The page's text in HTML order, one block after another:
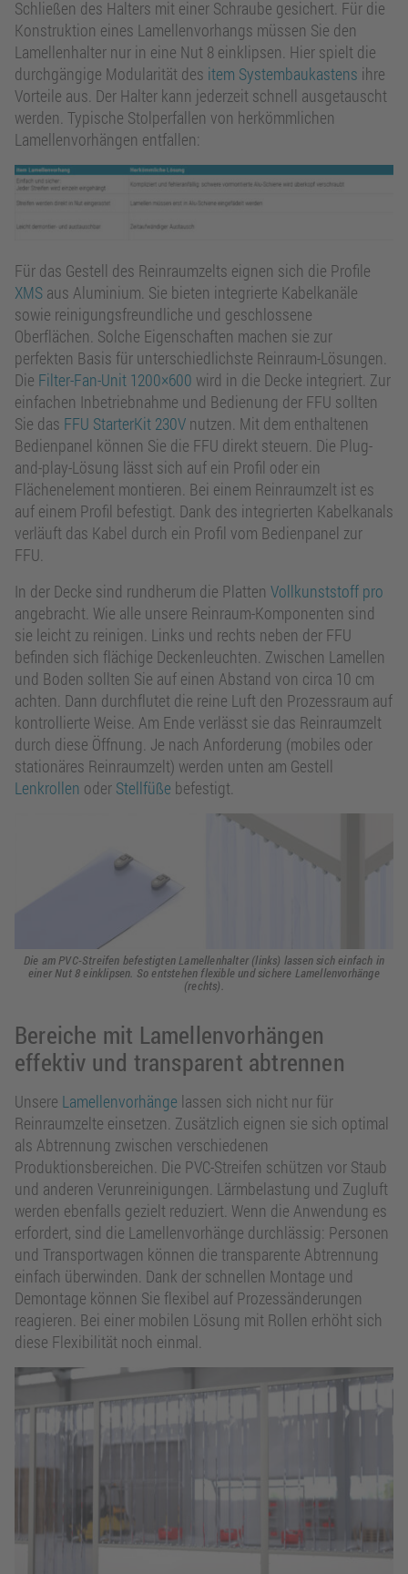
Schließen des Halters mit einer Schraube gesichert. Für die
Konstruktion eines Lamellenvorhangs müssen Sie den
Lamellenhalter nur in eine Nut 8 einklipsen. Hier spielt die
durchgängige Modularität des item Systembaukastens ihre
Vorteile aus. Der Halter kann jederzeit schnell ausgetauscht
werden. Typische Stolperfallen von herkömmlichen
Lamellenvorhängen entfallen:
Für das Gestell des Reinraumzelts eignen sich die Profile
XMS aus Aluminium. Sie bieten integrierte Kabelkanäle
sowie reinigungsfreundliche und geschlossene
Oberflächen. Solche Eigenschaften machen sie zur
perfekten Basis für unterschiedlichste Reinraum-Lösungen.
Die Filter-Fan-Unit 1200×600 wird in die Decke integriert. Zur
einfachen Inbetriebnahme und Bedienung der FFU sollten
Sie das FFU StarterKit 230V nutzen. Mit dem enthaltenen
Bedienpanel können Sie die FFU direkt steuern. Die Plug-
and-play-Lösung lässt sich auf ein Profil oder ein
Flächenelement montieren. Bei einem Reinraumzelt ist es
auf einem Profil befestigt. Dank des integrierten Kabelkanals
verläuft das Kabel durch ein Profil vom Bedienpanel zur
FFU.
In der Decke sind rundherum die Platten Vollkunststoff pro
angebracht. Wie alle unsere Reinraum-Komponenten sind
sie leicht zu reinigen. Links und rechts neben der FFU
befinden sich flächige Deckenleuchten. Zwischen Lamellen
und Boden sollten Sie auf einen Abstand von circa 10 cm
achten. Dann durchflutet die reine Luft den Prozessraum auf
kontrollierte Weise. Am Ende verlässt sie das Reinraumzelt
durch diese Öffnung. Je nach Anforderung (mobiles oder
stationäres Reinraumzelt) werden unten am Gestell
Lenkrollen oder Stellfüße befestigt.
Die am PVC-Streifen befestigten Lamellenhalter (links) lassen sich einfach in
einer Nut 8 einklipsen. So entstehen flexible und sichere Lamellenvorhänge
(rechts).
Bereiche mit Lamellenvorhängen
effektiv und transparent abtrennen
Unsere Lamellenvorhänge lassen sich nicht nur für
Reinraumzelte einsetzen. Zusätzlich eignen sie sich optimal
als Abtrennung zwischen verschiedenen
Produktionsbereichen. Die PVC-Streifen schützen vor Staub
und anderen Verunreinigungen. Lärmbelastung und Zugluft
werden ebenfalls gezielt reduziert. Wenn die Anwendung es
erfordert, sind die Lamellenvorhänge durchlässig: Personen
und Transportwagen können die transparente Abtrennung
einfach überwinden. Dank der schnellen Montage und
Demontage können Sie flexibel auf Prozessänderungen
reagieren. Bei einer mobilen Lösung mit Rollen erhöht sich
diese Flexibilität noch einmal.